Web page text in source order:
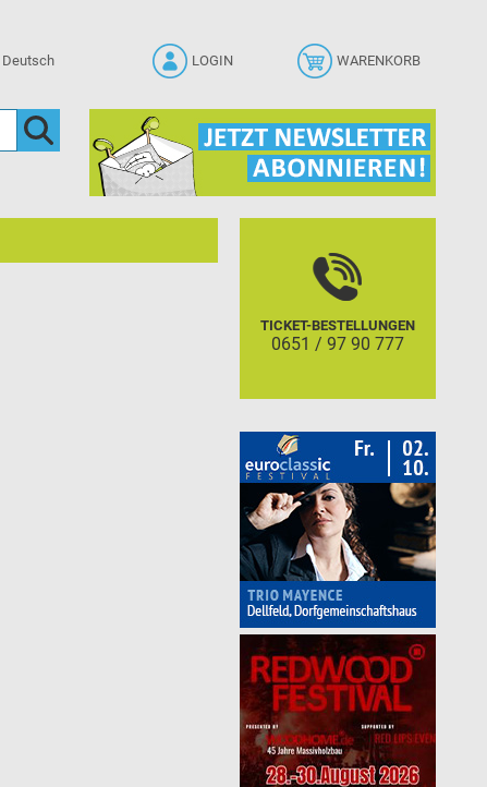
TICKET-BESTELLUNGEN
0651 / 97 90 777
WARENKORB
LOGIN